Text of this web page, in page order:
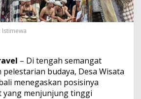
Istimewa
– Di tengah semangat
budaya, Desa Wisata
menegaskan posisinya
yang menjunjung tinggi